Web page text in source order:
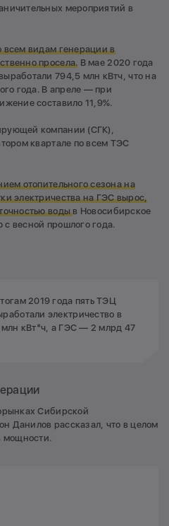
мероприятий в
всем видам генерации в
просела. В мае 2020 года
794,5 млн кВтч, что на
года. В апреле — при
составило 11,9%.
компании (СГК),
квартале по всем ТЭС
отопительного сезона на
электричества на ГЭС вырос,
водыв Новосибирское
весной прошлого года.
2019 года пять ТЭЦ
электричество в
кВт*ч, а ГЭС — 2 млрд 47
Сибирской
Данилов рассказал, что в целом
мощности.